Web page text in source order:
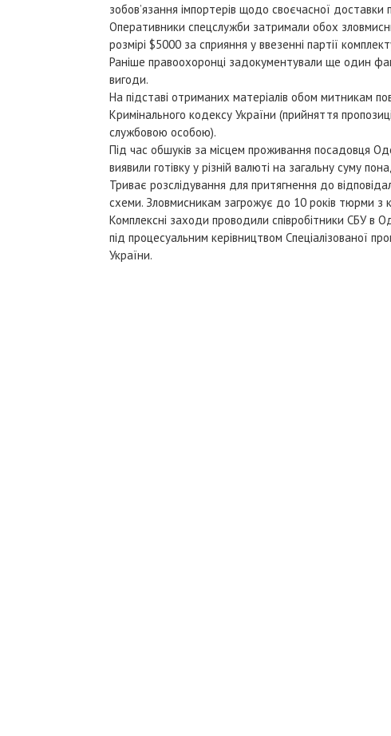
зобов’язання імпортерів щодо своєчасної доставки
Оперативники спецслужби затримали обох
розмірі $5000 за сприяння у ввезенні партії
Раніше правоохоронці задокументували ще один
вигоди.
На підставі отриманих матеріалів обом митникам
Кримінального кодексу України (прийняття
службовою особою).
Під час обшуків за місцем проживання посадовця
виявили готівку у різній валюті на загальну суму
Триває розслідування для притягнення до
схеми. Зловмисникам загрожує до 10 років тюрми з
Комплексні заходи проводили співробітники СБУ в
під процесуальним керівництвом Спеціалізованої
України.